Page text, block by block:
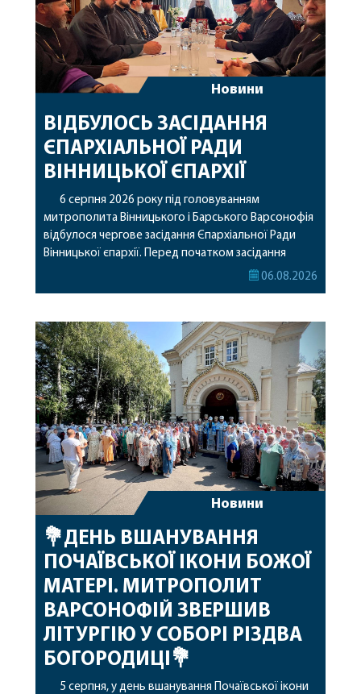
Новини
ВІДБУЛОСЬ ЗАСІДАННЯ
ЄПАРХІАЛЬНОЇ РАДИ
ВІННИЦЬКОЇ ЄПАРХІЇ
6 серпня 2026 року під головуванням
митрополита Вінницького і Барського Варсонофія
відбулося чергове засідання Єпархіальної Ради
Вінницької єпархії. Перед початком засідання
секретар Єпархіальної Ради від імені членів Ради
побажавши йому міцного здоров’я, Божої
допомоги, миру, духовної радості та
благословенних успіхів у подальшому
архіпастирському служінні. […]
06.08.2026
Новини
💐ДЕНЬ ВШАНУВАННЯ
ПОЧАЇВСЬКОЇ ІКОНИ БОЖОЇ
МАТЕРІ. МИТРОПОЛИТ
ВАРСОНОФІЙ ЗВЕРШИВ
ЛІТУРГІЮ У СОБОРІ РІЗДВА
БОГОРОДИЦІ💐
5 серпня, у день вшанування Почаївської ікони